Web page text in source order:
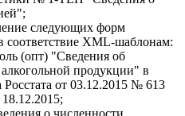
следующих форм
соответствие XML-шаблонам:
(опт) "Сведения об
продукции" в
Росстата от 03.12.2015 № 613
о численности,